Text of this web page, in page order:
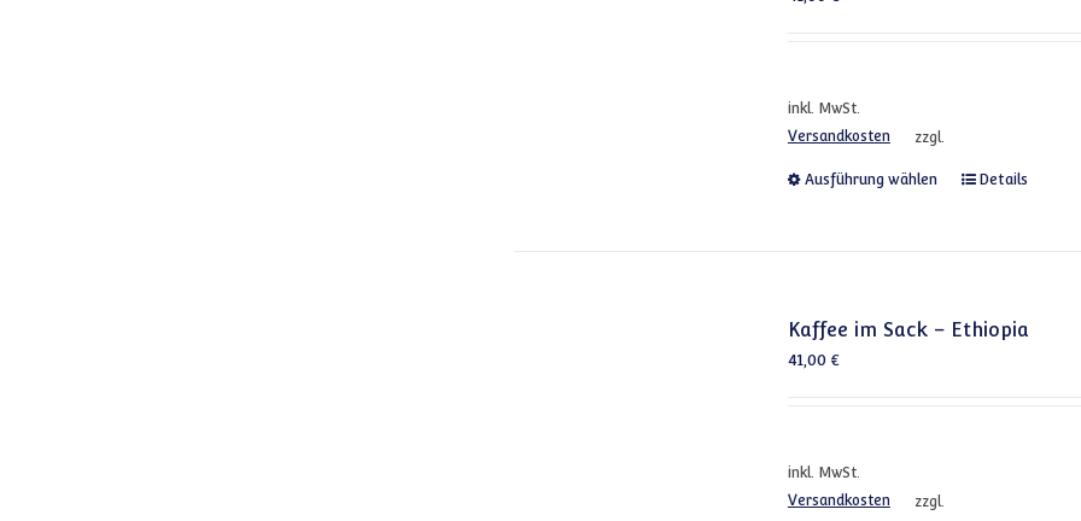
inkl. MwSt.
zzgl.
Versandkosten
Ausführung wählen Dieses
Details
Kaffee im Sack – Ethiopia
41,00 €
inkl. MwSt.
zzgl.
Versandkosten